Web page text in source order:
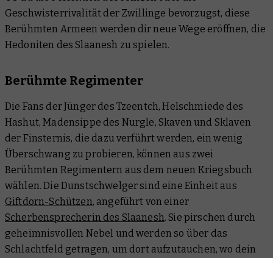
Geschwisterrivalität der Zwillinge bevorzugst, diese
Berühmten Armeen werden dir neue Wege eröffnen, die
Hedoniten des Slaanesh zu spielen.
Berühmte Regimenter
Die Fans der Jünger des Tzeentch, Helschmiede des
Hashut, Madensippe des Nurgle, Skaven und Sklaven
der Finsternis, die dazu verführt werden, ein wenig
Überschwang zu probieren, können aus zwei
Berühmten Regimentern aus dem neuen Kriegsbuch
wählen. Die Dunstschwelger sind eine Einheit aus
Giftdorn-Schützen, angeführt von einer
Scherbensprecherin des Slaanesh. Sie pirschen durch
geheimnisvollen Nebel und werden so über das
Schlachtfeld getragen, um dort aufzutauchen, wo dein